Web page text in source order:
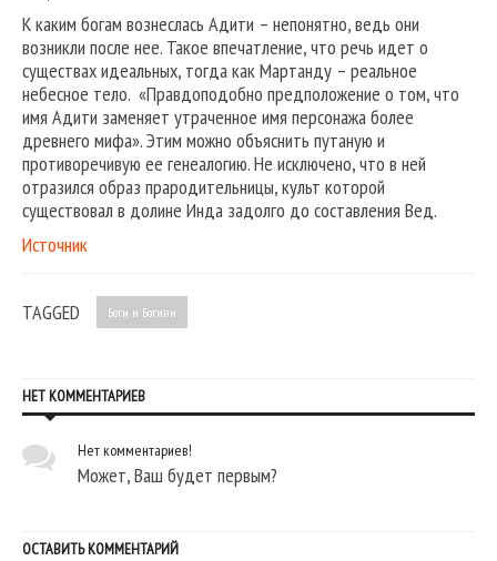
К каким богам вознеслась Адити – непонятно, ведь они
возникли после нее. Такое впечатление, что речь идет о
существах идеальных, тогда как Мартанду – реальное
небесное тело. «Правдоподобно предположение о том, что
имя Адити заменяет утраченное имя персонажа более
древнего мифа». Этим можно объяснить путаную и
противоречивую ее генеалогию. Не исключено, что в ней
отразился образ прародительницы, культ которой
существовал в долине Инда задолго до составления Вед.
Источник
TAGGED Боги и Богини
НЕТ КОММЕНТАРИЕВ
Нет комментариев!
Может, Ваш будет первым?
ОСТАВИТЬ КОММЕНТАРИЙ